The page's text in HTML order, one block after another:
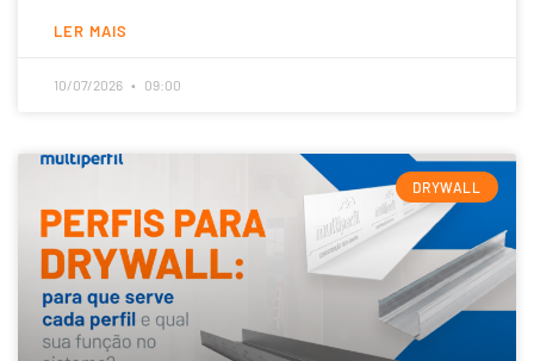
LER MAIS
10/07/2026 09:00
DRYWALL